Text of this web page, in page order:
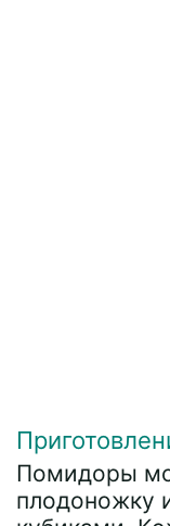
Помидоры
плодоножку